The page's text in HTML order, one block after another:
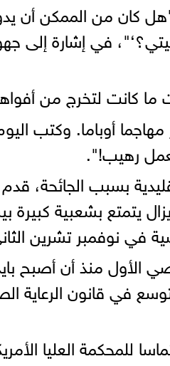
"هل كان من الممكن أن
في إشارة إلى
ما كانت لتخرج من
مهاجما أوباما. وكتب
رهيب!".
بسبب الجائحة،
يتمتع بشعبية كبيرة
في نوفمبر تشرين
الأول منذ أن أصبح
في قانون الرعاية
للمحكمة العليا